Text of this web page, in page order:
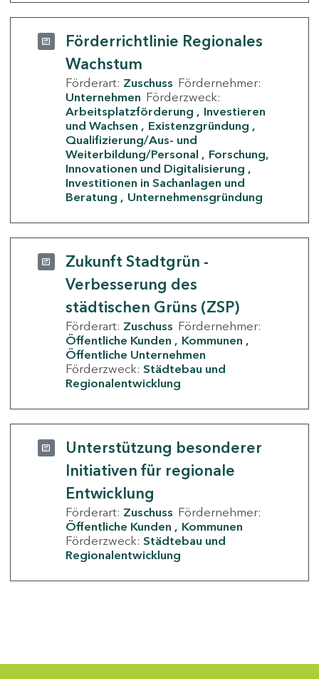
Förderrichtlinie Regionales
Wachstum
Förderart: Zuschuss Fördernehmer:
Unternehmen Förderzweck:
Arbeitsplatzförderung
Investieren
und Wachsen
Existenzgründung
Qualifizierung/Aus- und
Weiterbildung/Personal
Forschung,
Innovationen und Digitalisierung
Investitionen in Sachanlagen und
Beratung
Unternehmensgründung
Zukunft Stadtgrün -
Verbesserung des
städtischen Grüns (ZSP)
Förderart: Zuschuss Fördernehmer:
Öffentliche Kunden
Kommunen
Öffentliche Unternehmen
Förderzweck: Städtebau und
Regionalentwicklung
Unterstützung besonderer
Initiativen für regionale
Entwicklung
Förderart: Zuschuss Fördernehmer:
Öffentliche Kunden
Kommunen
Förderzweck: Städtebau und
Regionalentwicklung